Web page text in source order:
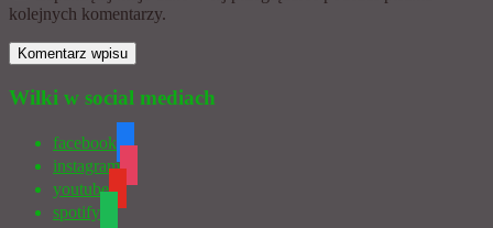
kolejnych komentarzy.
Wilki w social mediach
facebook
instagram
youtube
spotify